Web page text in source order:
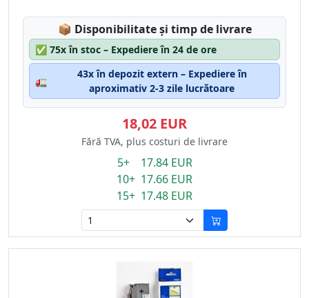
📦 Lagerstatus:
Disponibilitate și timp de livrare
✅ 75x în stoc – Expediere în 24 de ore
🚛
43x în depozit extern – Expediere în
aproximativ 2-3 zile lucrătoare
18,02 EUR
Fără TVA, plus costuri de livrare
5+ 17.84 EUR
10+ 17.66 EUR
15+ 17.48 EUR